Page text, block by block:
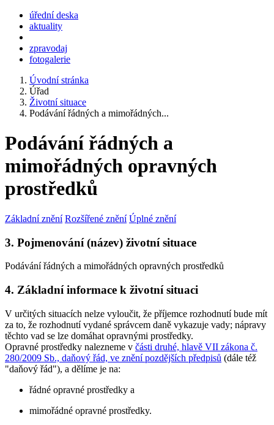
úřední deska
aktuality
zpravodaj
fotogalerie
Úvodní stránka
Úřad
Životní situace
Podávání řádných a mimořádných...
Podávání řádných a
mimořádných opravných
prostředků
Základní znění Rozšířené znění Úplné znění
3. Pojmenování (název) životní situace
Podávání řádných a mimořádných opravných prostředků
4. Základní informace k životní situaci
V určitých situacích nelze vyloučit, že příjemce rozhodnutí bude mít
za to, že rozhodnutí vydané správcem daně vykazuje vady; nápravy
těchto vad se lze domáhat opravnými prostředky.
Opravné prostředky nalezneme v části druhé, hlavě VII zákona č.
280/2009 Sb., daňový řád, ve znění pozdějších předpisů (dále též
"daňový řád"), a dělíme je na:
řádné opravné prostředky a
mimořádné opravné prostředky.